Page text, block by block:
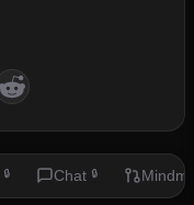
🔒 Chat 🔒